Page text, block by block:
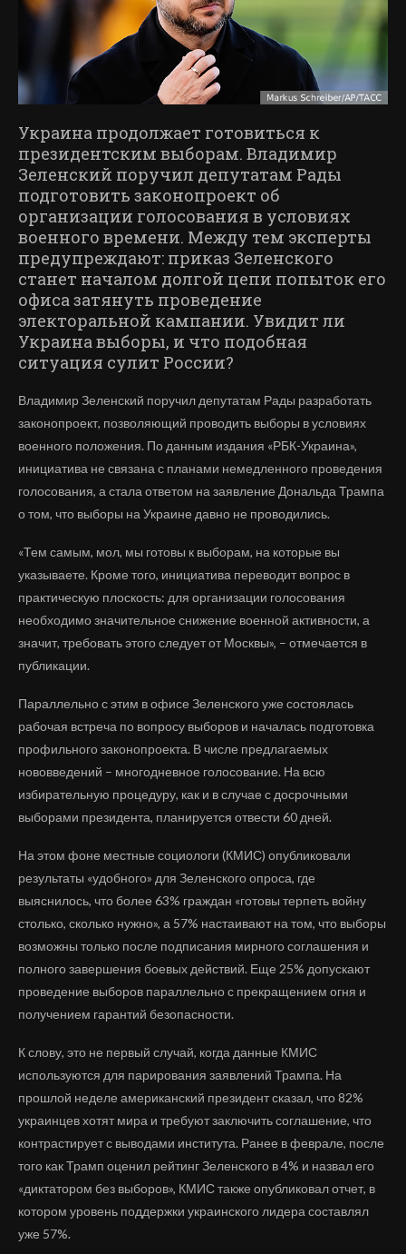
Украина продолжает готовиться к
президентским выборам. Владимир
Зеленский поручил депутатам Рады
подготовить законопроект об
организации голосования в условиях
военного времени. Между тем эксперты
предупреждают: приказ Зеленского
станет началом долгой цепи попыток его
офиса затянуть проведение
электоральной кампании. Увидит ли
Украина выборы, и что подобная
ситуация сулит России?
Владимир Зеленский поручил депутатам Рады разработать
законопроект, позволяющий проводить выборы в условиях
военного положения. По данным издания «РБК-Украина»,
инициатива не связана с планами немедленного проведения
голосования, а стала ответом на заявление Дональда Трампа
о том, что выборы на Украине давно не проводились.
«Тем самым, мол, мы готовы к выборам, на которые вы
указываете. Кроме того, инициатива переводит вопрос в
практическую плоскость: для организации голосования
необходимо значительное снижение военной активности, а
значит, требовать этого следует от Москвы», – отмечается в
публикации.
Параллельно с этим в офисе Зеленского уже состоялась
рабочая встреча по вопросу выборов и началась подготовка
профильного законопроекта. В числе предлагаемых
нововведений – многодневное голосование. На всю
избирательную процедуру, как и в случае с досрочными
выборами президента, планируется отвести 60 дней.
На этом фоне местные социологи (КМИС) опубликовали
результаты «удобного» для Зеленского опроса, где
выяснилось, что более 63% граждан «готовы терпеть войну
столько, сколько нужно», а 57% настаивают на том, что выборы
возможны только после подписания мирного соглашения и
полного завершения боевых действий. Еще 25% допускают
проведение выборов параллельно с прекращением огня и
получением гарантий безопасности.
К слову, это не первый случай, когда данные КМИС
используются для парирования заявлений Трампа. На
прошлой неделе американский президент сказал, что 82%
украинцев хотят мира и требуют заключить соглашение, что
контрастирует с выводами института. Ранее в феврале, после
того как Трамп оценил рейтинг Зеленского в 4% и назвал его
«диктатором без выборов», КМИС также опубликовал отчет, в
котором уровень поддержки украинского лидера составлял
уже 57%.